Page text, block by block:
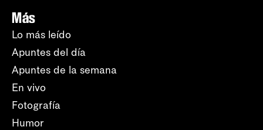
Más
Lo más leído
Apuntes del día
Apuntes de la semana
En vivo
Fotografía
Humor